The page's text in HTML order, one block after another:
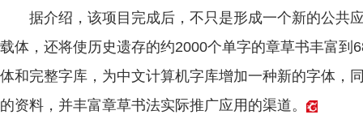
据介绍，该项目完成后，不只是形成一个新的公共
载体，还将使历史遗存的约2000个单字的章草书丰富到
体和完整字库，为中文计算机字库增加一种新的字体，
的资料，并丰富章草书法实际推广应用的渠道。